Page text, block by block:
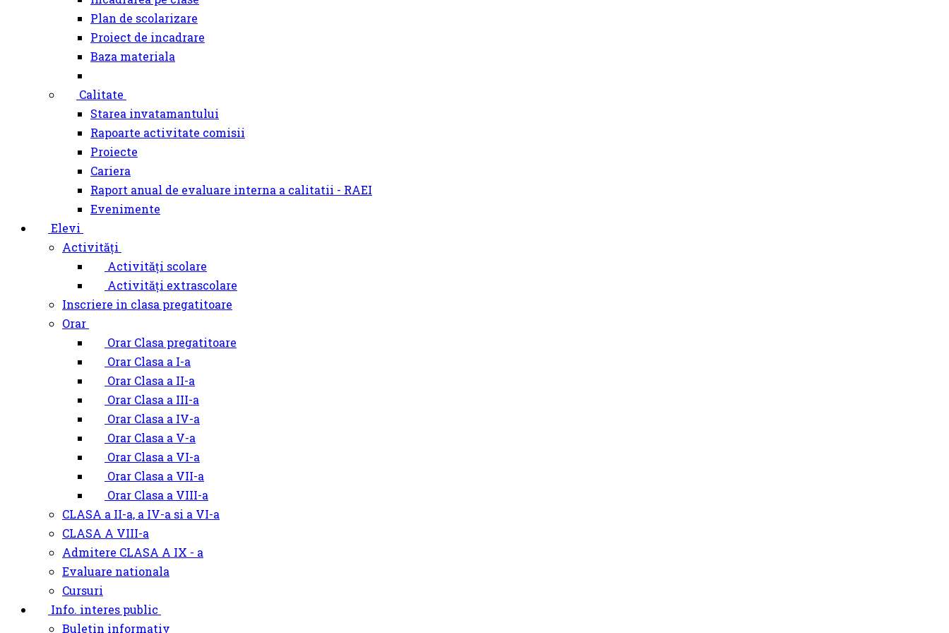
Plan de scolarizare
Proiect de incadrare
Baza materiala
Calitate
Starea invatamantului
Rapoarte activitate comisii
Proiecte
Cariera
Raport anual de evaluare interna a calitatii - RAEI
Evenimente
Elevi
Activități
Activități scolare
Activități extrascolare
Inscriere in clasa pregatitoare
Orar
Orar Clasa pregatitoare
Orar Clasa a I-a
Orar Clasa a II-a
Orar Clasa a III-a
Orar Clasa a IV-a
Orar Clasa a V-a
Orar Clasa a VI-a
Orar Clasa a VII-a
Orar Clasa a VIII-a
CLASA a II-a, a IV-a si a VI-a
CLASA A VIII-a
Admitere CLASA A IX - a
Evaluare nationala
Cursuri
Info. interes public
Buletin informativ